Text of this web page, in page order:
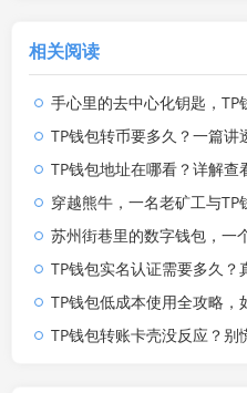
相关阅读
手心里的去中心化钥匙，TP
TP钱包转币要多久？一篇讲透
TP钱包地址在哪看？详解查
穿越熊牛，一名老矿工与
苏州街巷里的数字钱包，一
TP钱包实名认证需要多久
TP钱包低成本使用全攻略，
TP钱包转账卡壳没反应？